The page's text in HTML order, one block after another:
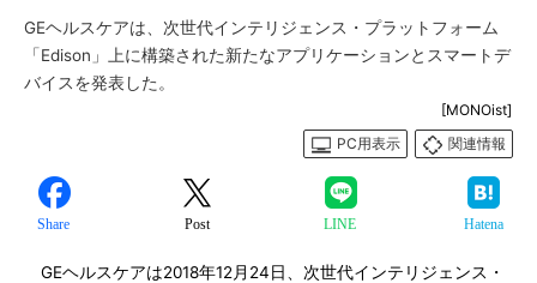
GEヘルスケアは、次世代インテリジェンス・プラットフォーム
「Edison」上に構築された新たなアプリケーションとスマートデ
バイスを発表した。
[MONOist]
PC用表示
関連情報
Share Post LINE Hatena
GEヘルスケアは2018年12月24日、次世代インテリジェンス・